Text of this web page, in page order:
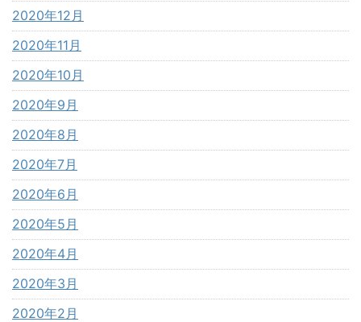
2020年12月
2020年11月
2020年10月
2020年9月
2020年8月
2020年7月
2020年6月
2020年5月
2020年4月
2020年3月
2020年2月